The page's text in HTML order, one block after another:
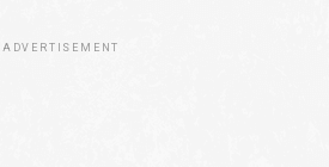
ADVERTISEMENT